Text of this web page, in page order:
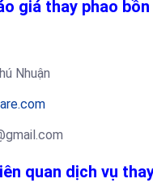
giá thay phao
Nhuận
quan dịch vụ